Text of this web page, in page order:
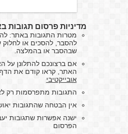
מדיניות פרסום תגובות
מטרות התגובות באתר:
להסבר, להסכים או לחלוק
שבהסבר או בהמלצה.
אם ברצונכם להתלונן על
האתר, קראו קודם את הדף
אובייקטיבי
התגובות מתפרסמות רק
אין הבטחה שהתגובות
ישנה אפשרות שתגובות
הפרסום